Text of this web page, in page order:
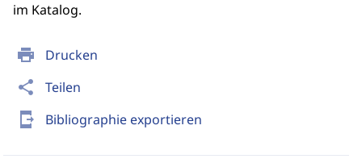
print Drucken
share Teilen
send_to_mobile Bibliographie exportieren
im Katalog.